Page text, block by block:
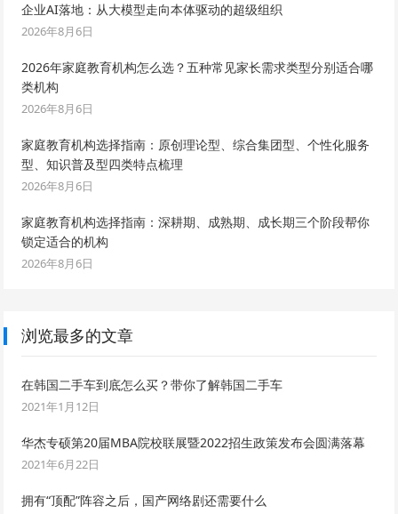
企业AI落地：从大模型走向本体驱动的超级组织
2026年8月6日
2026年家庭教育机构怎么选？五种常见家长需求类型分别适合哪
类机构
2026年8月6日
家庭教育机构选择指南：原创理论型、综合集团型、个性化服务
型、知识普及型四类特点梳理
2026年8月6日
家庭教育机构选择指南：深耕期、成熟期、成长期三个阶段帮你
锁定适合的机构
2026年8月6日
浏览最多的文章
在韩国二手车到底怎么买？带你了解韩国二手车
2021年1月12日
华杰专硕第20届MBA院校联展暨2022招生政策发布会圆满落幕
2021年6月22日
拥有“顶配”阵容之后，国产网络剧还需要什么